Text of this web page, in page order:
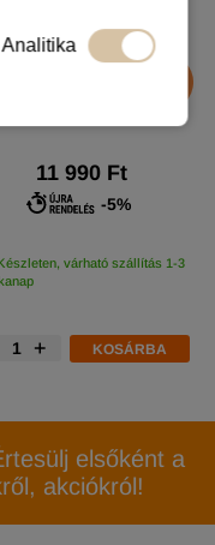
Analitika
Professional Adult
Lamb & Pumpkin
11 990 Ft
-5%
várható szállítás 1-3
+ KOSÁRBA
elsőként a
akciókról!